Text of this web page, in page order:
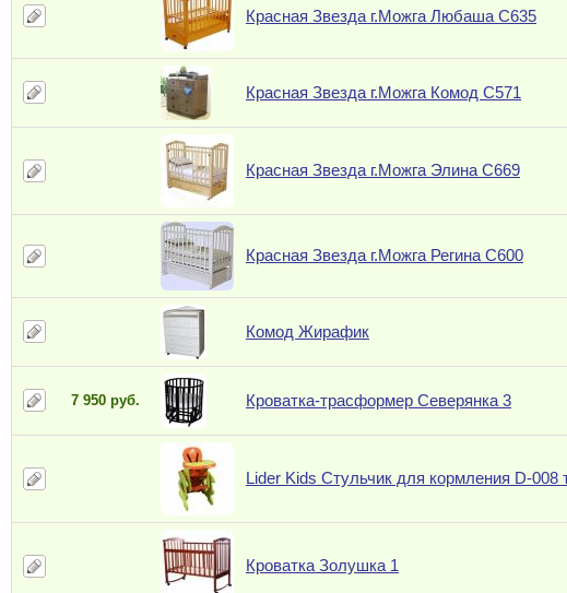
Красная Звезда г.Можга Любаша C635
Красная Звезда г.Можга Комод С571
Красная Звезда г.Можга Элина С669
Красная Звезда г.Можга Регина С600
Комод Жирафик
7 950 руб. Кроватка-трасформер Северянка 3
Lider Kids Стульчик для кормления D-008
Кроватка Золушка 1